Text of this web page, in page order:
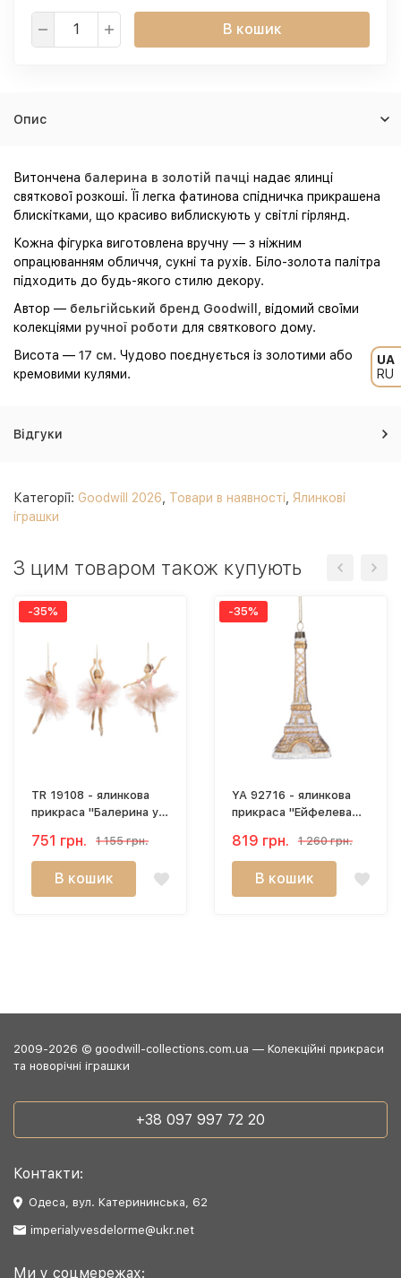
UA
RU
В кошик
Опис
Витончена балерина в золотій пачці надає ялинці
святкової розкоші. Її легка фатинова спідничка прикрашена
блискітками, що красиво виблискують у світлі гірлянд.
Кожна фігурка виготовлена вручну — з ніжним
опрацюванням обличчя, сукні та рухів. Біло-золота палітра
підходить до будь-якого стилю декору.
Автор — бельгійський бренд Goodwill
, відомий своїми
колекціями ручної роботи для святкового дому.
Висота — 17 см. Чудово поєднується із золотими або
кремовими кулями.
Відгуки
Категорії: Goodwill 2026 Товари в наявності Ялинкові
іграшки
З цим товаром також купують
-35%
TR 19108 - ялинкова
прикраса "Балерина у
см)
751 грн. 1 155 грн.
В кошик
-35%
YA 92716 - ялинкова
прикраса "Ейфелева
819 грн. 1 260 грн.
В кошик
2009-2026 © goodwill-collections.com.ua — Колекційні прикраси
та новорічні іграшки
+38 097 997 72 20
Контакти:
Одеса, вул. Катерининська, 62
imperialyvesdelorme@ukr.net
Ми у соцмережах: